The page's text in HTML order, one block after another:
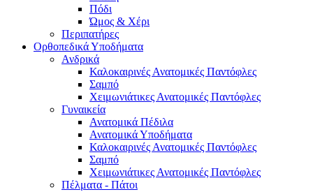
Πόδι
Ώμος & Χέρι
Περιπατήρες
Ορθοπεδικά Υποδήματα
Ανδρικά
Καλοκαιρινές Ανατομικές Παντόφλες
Σαμπό
Χειμωνιάτικες Ανατομικές Παντόφλες
Γυναικεία
Ανατομικά Πέδιλα
Ανατομικά Υποδήματα
Καλοκαιρινές Ανατομικές Παντόφλες
Σαμπό
Χειμωνιάτικες Ανατομικές Παντόφλες
Πέλματα - Πάτοι